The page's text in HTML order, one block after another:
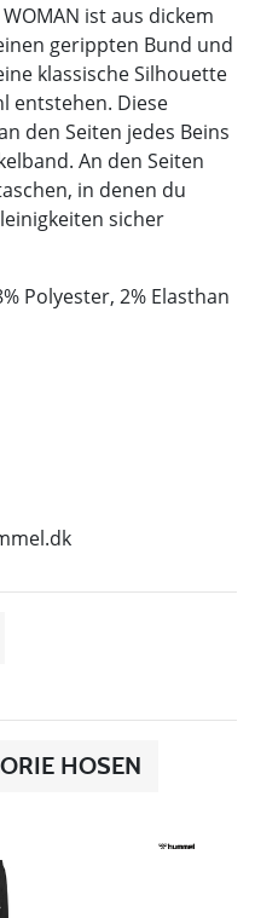
WOMAN ist aus dickem
gerippten Bund und
klassische Silhouette
entstehen. Diese
den Seiten jedes Beins
An den Seiten
in denen du
sicher
Polyester, 2% Elasthan
HOSEN